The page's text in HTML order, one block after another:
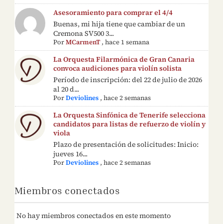
Asesoramiento para comprar el 4/4
Buenas, mi hija tiene que cambiar de un
Cremona SV500 3...
PorMCarmenT,hace 1 semana
La Orquesta Filarmónica de Gran Canaria
convoca audiciones para violín solista
Período de inscripción: del 22 de julio de 2026
al 20 d...
PorDeviolines ,hace 2 semanas
La Orquesta Sinfónica de Tenerife selecciona
candidatos para listas de refuerzo de violín y
viola
Plazo de presentación de solicitudes: Inicio:
jueves 16...
PorDeviolines ,hace 2 semanas
Miembros conectados
No hay miembros conectados en este momento